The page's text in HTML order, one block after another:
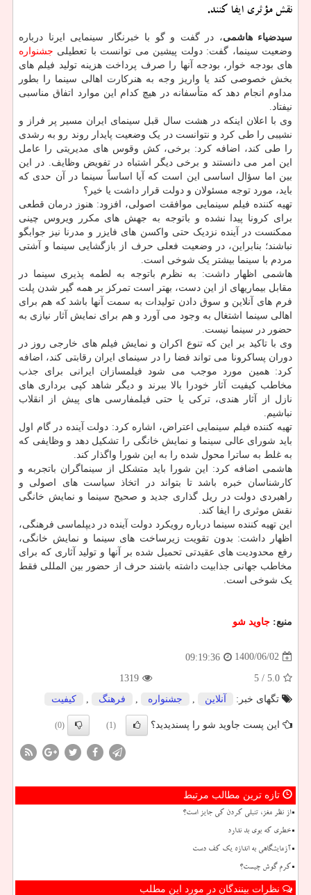
نقش مؤثری ایفا کنند.
سیدضیاء هاشمی، در گفت و گو با خبرنگار سینمایی ایرنا درباره
وضعیت سینما، گفت: دولت پیشین می توانست با تعطیلی جشنواره
های بودجه خوار، بودجه آنها را صرف پرداخت هزینه تولید فیلم های
بخش خصوصی کند یا واریز وجه به هنرکارت اهالی سینما را بطور
مداوم انجام دهد که متأسفانه در هیچ کدام این موارد اتفاق مناسبی
نیفتاد.
وی با اعلان اینکه در هشت سال قبل سینمای ایران مسیر پر فراز و
نشیبی را طی کرد و نتوانست در یک وضعیت پایدار روند رو به رشدی
را طی کند، اضافه کرد: برخی، کش وقوس های مدیریتی را عامل
این امر می دانستند و برخی دیگر اشتباه در تفویض وظایف. در این
بین اما سؤال اساسی این است که آیا اساساً سینما در آن حدی که
باید، مورد توجه مسئولان و دولت قرار داشت یا خیر؟
تهیه کننده فیلم سینمایی موافقت اصولی، افزود: هنوز درمان قطعی
برای کرونا پیدا نشده و باتوجه به جهش های مکرر ویروس چینی
ممکنست در آینده نزدیک حتی واکسن های فایزر و مدرنا نیز جوابگو
نباشند؛ بنابراین، در وضعیت فعلی حرف از بازگشایی سینما و آشتی
مردم با سینما بیشتر یک شوخی است.
هاشمی اظهار داشت: به نظرم باتوجه به لطمه پذیری سینما در
مقابل بیماریهای از این دست، بهتر است تمرکز بر همه گیر شدن پلت
فرم های آنلاین و سوق دادن تولیدات به سمت آنها باشد که هم برای
اهالی سینما اشتغال به وجود می آورد و هم برای نمایش آثار نیازی به
حضور در سینما نیست.
وی با تاکید بر این که تنوع اکران و نمایش فیلم های خارجی روز در
دوران پساکرونا می تواند فضا را در سینمای ایران رقابتی کند، اضافه
کرد: همین مورد موجب می شود فیلمسازان ایرانی برای جذب
مخاطب کیفیت آثار خودرا بالا ببرند و دیگر شاهد کپی برداری های
نازل از آثار هندی، ترکی یا حتی فیلمفارسی های پیش از انقلاب
نباشیم.
تهیه کننده فیلم سینمایی اعتراض، اشاره کرد: دولت آینده در گام اول
باید شورای عالی سینما و نمایش خانگی را تشکیل دهد و وظایفی که
به غلط به ساترا محول شده را به این شورا واگذار کند.
هاشمی اضافه کرد: این شورا باید متشکل از سینماگران باتجربه و
کارشناسان خبره باشد تا بتواند در اتخاذ سیاست های اصولی و
راهبردی دولت در ریل گذاری جدید و صحیح سینما و نمایش خانگی
نقش موثری را ایفا کند.
این تهیه کننده سینما درباره رویکرد دولت آینده در دیپلماسی فرهنگی،
اظهار داشت: بدون تقویت زیرساخت های سینما و نمایش خانگی،
رفع محدودیت های عقیدتی تحمیل شده بر آنها و تولید آثاری که برای
مخاطب جهانی جذابیت داشته باشند حرف از حضور بین المللی فقط
یک شوخی است.
منبع: جاوید شو
1400/06/02
09:19:36
5.0
/ 5
1319
تگهای خبر:
آنلاین جشنواره فرهنگ كیفیت
این پست جاوید شو را پسندیدید؟ (1)
(0)
تازه ترین مطالب مرتبط
از نظر مغز، تنبلی کردن کی جایز است؟
خطری که بوی بد ندارد
آزمایشگاهی به اندازه یک کف دست
کرم گوش چیست؟
نظرات بینندگان در مورد این مطلب